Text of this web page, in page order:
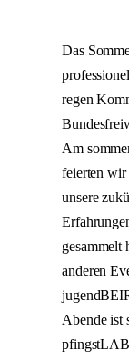
Das
regen
Am
feierten wir
unsere
gesammelt
anderen
Abende ist